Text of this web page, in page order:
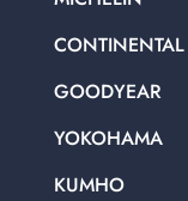
CONTINENTAL
GOODYEAR
YOKOHAMA
KUMHO